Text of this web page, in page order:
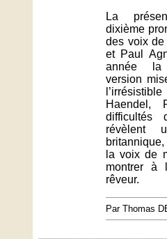
La
dixième
des voix
et Paul
année la
version
Haendel,
difficultés
révèlent
la voix de
montrer à
rêveur.
Par Thomas